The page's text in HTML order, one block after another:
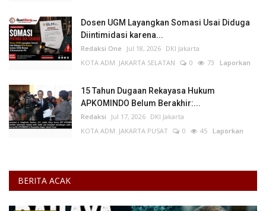
Dosen UGM Layangkan Somasi Usai Diduga
Diintimidasi karena...
Redaksi One Jul 18, 2026 DKI Jakarta
KOTA ADM. JAKARTA SELATAN
0 73 Laporkan
15 Tahun Dugaan Rekayasa Hukum
APKOMINDO Belum Berakhir:...
Redaksi Jul 17, 2026 DKI Jakarta
KOTA ADM. JAKARTA PUSAT
0 45 Laporkan
BERITA ACAK